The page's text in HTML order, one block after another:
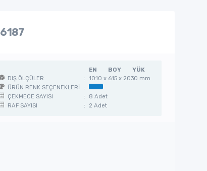
6187
EN BOY
YÜK
DIŞ ÖLÇÜLER
:
1010 x 615 x 2030 mm
ÜRÜN RENK SEÇENEKLERİ
:
ÇEKMECE SAYISI
:
8 Adet
RAF SAYISI
: 2 Adet